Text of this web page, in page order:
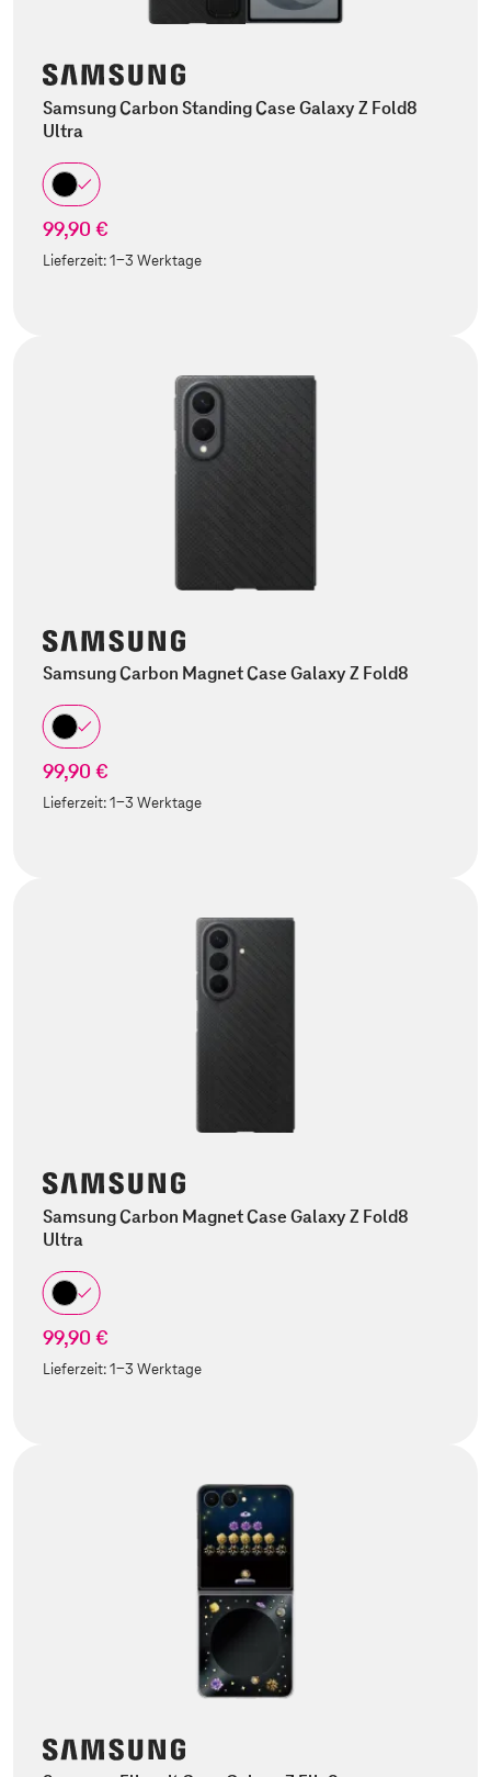
Samsung Carbon Standing Case Galaxy Z Fold8
Ultra
99,90 €
Lieferzeit:1-3 Werktage
Samsung Carbon Magnet Case Galaxy Z Fold8
99,90 €
Lieferzeit:1-3 Werktage
Samsung Carbon Magnet Case Galaxy Z Fold8
Ultra
99,90 €
Lieferzeit:1-3 Werktage